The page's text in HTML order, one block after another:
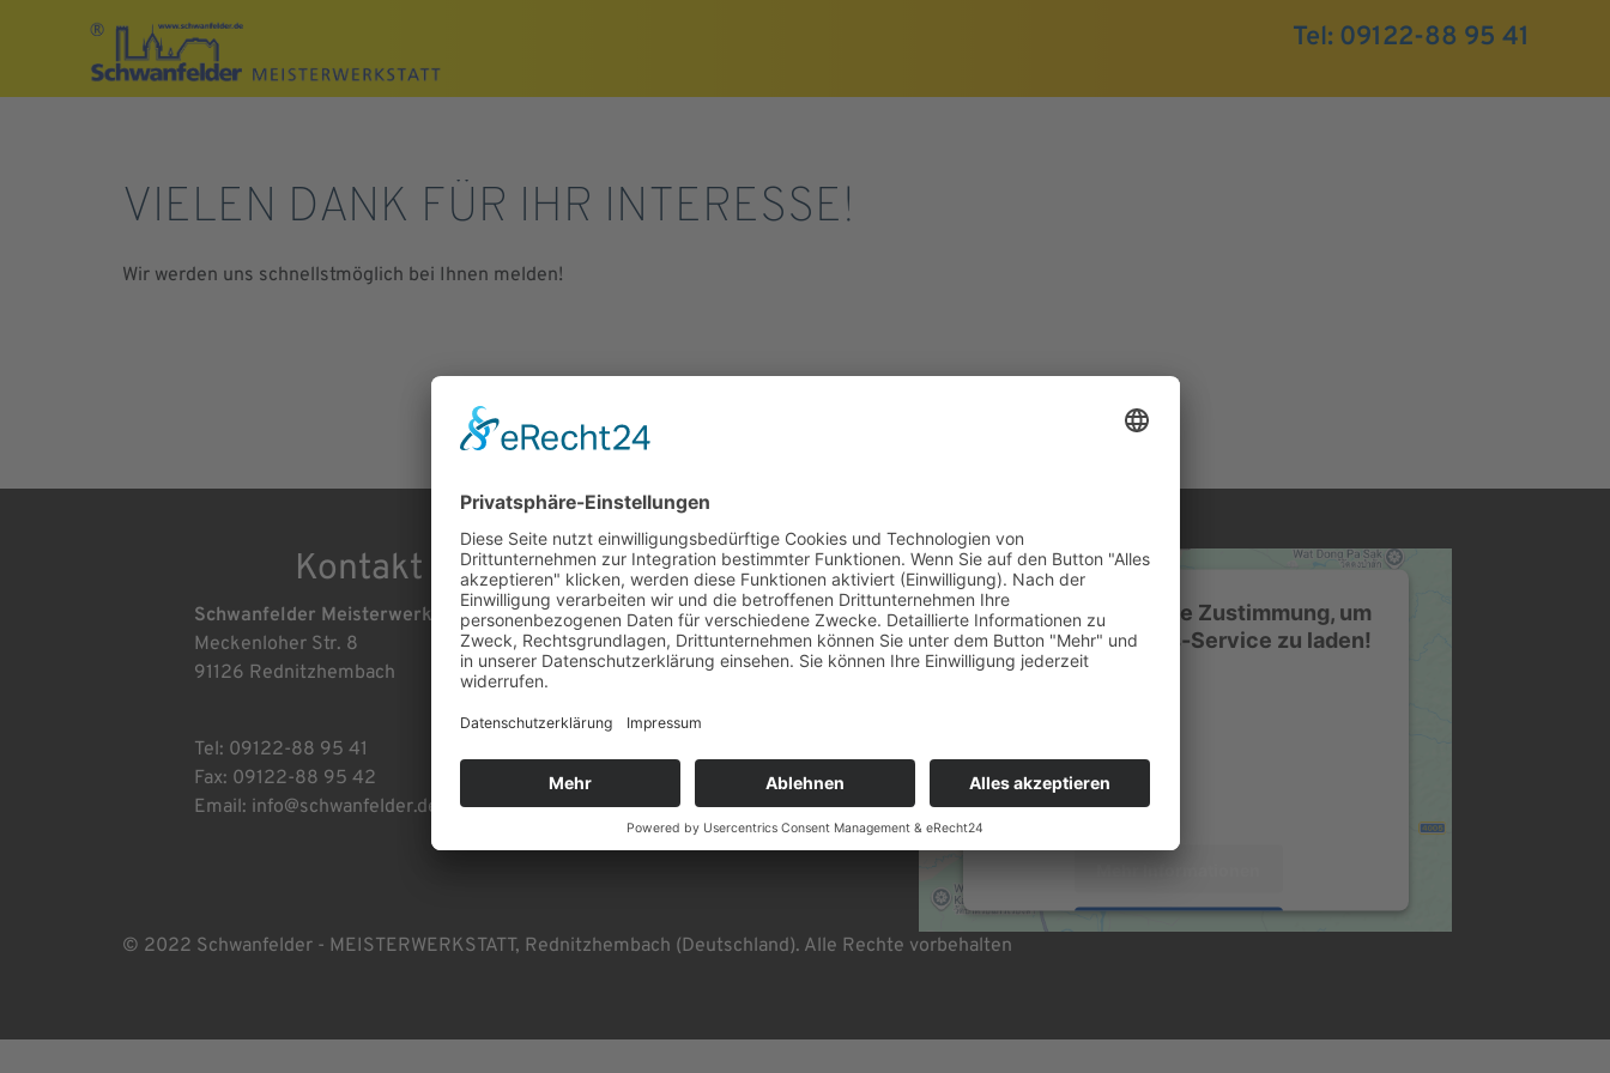
Tel: 09122-88 95 41
VIELEN DANK FÜR IHR INTERESSE!
Wir werden uns schnellstmöglich bei Ihnen melden!
Kontakt
Schwanfelder Meisterwerkstatt
Meckenloher Str. 8
91126 Rednitzhembach
Tel: 09122-88 95 41
Fax: 09122-88 95 42
Email: info@schwanfelder.de
Rechtliches
Impressum
Datenschutz
Wir benötigen Ihre Zustimmung, um
den Google Maps-Service zu laden!
sammeln. Bitte lesen Sie die Details durch und
stimmen Sie der Nutzung des Service zu, um
diese Karte anzuzeigen.
Akzeptieren
© 2022 Schwanfelder - MEISTERWERKSTATT, Rednitzhembach (Deutschland). Alle Rechte vorbehalten